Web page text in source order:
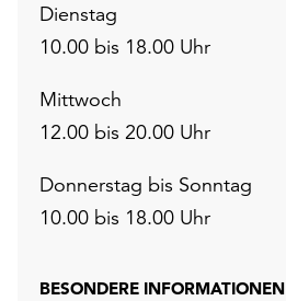
Dienstag
10.00 bis 18.00 Uhr
Mittwoch
12.00 bis 20.00 Uhr
Donnerstag bis Sonntag
10.00 bis 18.00 Uhr
BESONDERE INFORMATIONEN